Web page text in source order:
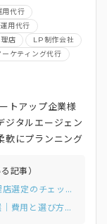
用代行
用代行
店
LP制作会社
ケティング代行
トアップ企業様
ジタルエージェン
軟にプランニング
記事）
・リスティング広告運用代行比較14選！代理店選定のチェックリストと質問例付き
・Google広告運用代行おすすめ代理店15選｜費用と選び方まで解説